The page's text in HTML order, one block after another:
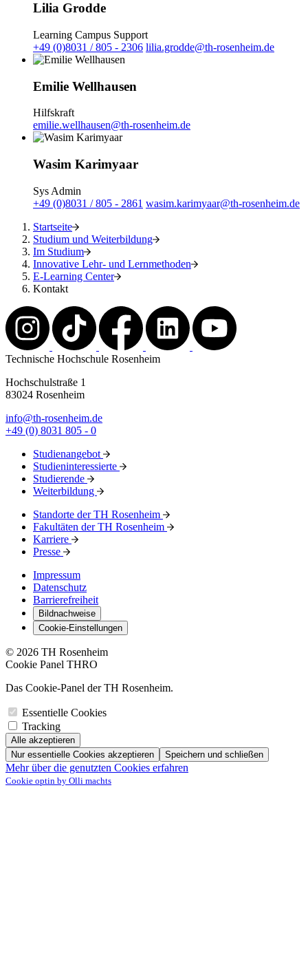
Lilia Grodde
Learning Campus Support
+49 (0)8031 / 805 - 2306 lilia.grodde@th-rosenheim.de
Emilie Wellhausen
Hilfskraft
emilie.wellhausen@th-rosenheim.de
Wasim Karimyaar
Sys Admin
+49 (0)8031 / 805 - 2861 wasim.karimyaar@th-rosenheim.de
Startseite
Studium und Weiterbildung
Im Studium
Innovative Lehr- und Lernmethoden
E-Learning Center
Kontakt
Technische Hochschule Rosenheim
Hochschulstraße 1
83024 Rosenheim
info@th-rosenheim.de
+49 (0) 8031 805 - 0
Studienangebot
Studieninteressierte
Studierende
Weiterbildung
Standorte der TH Rosenheim
Fakultäten der TH Rosenheim
Karriere
Presse
Impressum
Datenschutz
Barrierefreiheit
Bildnachweise
Cookie-Einstellungen
© 2026 TH Rosenheim
Cookie Panel THRO
Das Cookie-Panel der TH Rosenheim.
Essentielle Cookies
Tracking
Alle akzeptieren
Nur essentielle Cookies akzeptieren
Speichern und schließen
Mehr über die genutzten Cookies erfahren
Cookie optin by Olli machts